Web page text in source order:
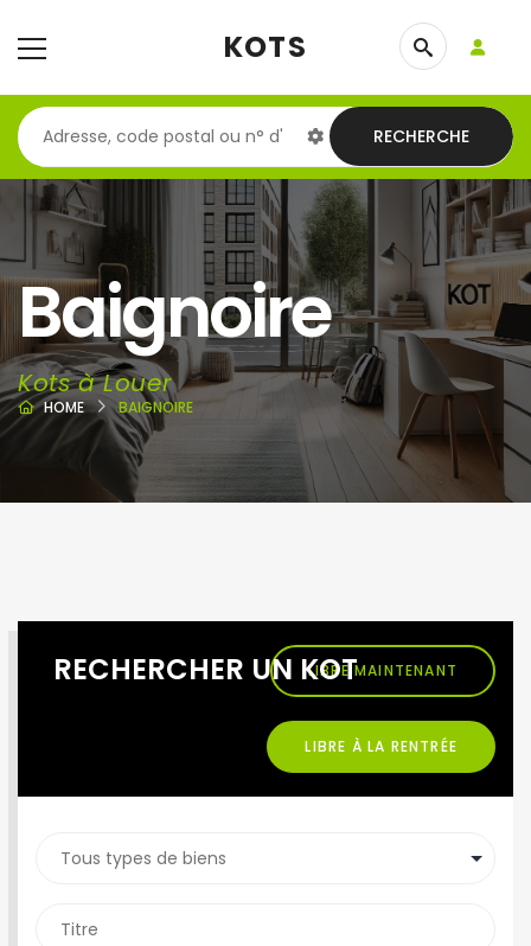
KOTS
RECHERCHE
Baignoire
Kots à Louer
HOME BAIGNOIRE
RECHERCHER UN KOTLIBRE MAINTENANT
LIBRE À LA RENTRÉE